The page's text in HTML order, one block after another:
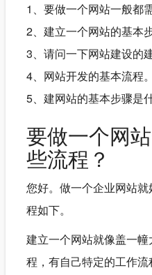
1、要做一个网站一般都
2、建立一个网站的基本
3、请问一下网站建设的
4、网站开发的基本流程。
5、建网站的基本步骤是
要做一个网
些流程？
您好。做一个企业网站
程如下。
建立一个网站就像盖一
程，有自己特定的工作流